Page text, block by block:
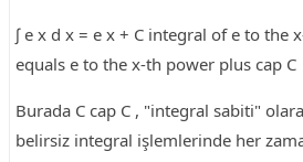
∫ e x d x = e x + C integral of e to the
equals e to the x-th power plus cap C
Burada C cap C , "integral sabiti"
belirsiz integral işlemlerinde her